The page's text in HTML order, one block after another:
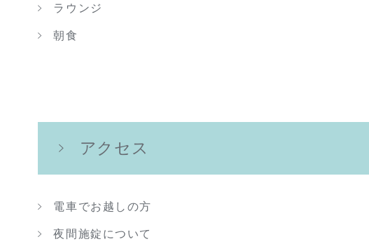
ラウンジ
朝食
アクセス
電車でお越しの方
夜間施錠について